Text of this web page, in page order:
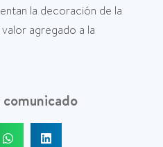
la decoración de la
agregado a la